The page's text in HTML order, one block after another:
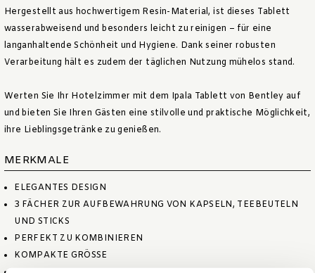
Hergestellt aus hochwertigem Resin-Material, ist dieses Tablett
wasserabweisend und besonders leicht zu reinigen – für eine
langanhaltende Schönheit und Hygiene. Dank seiner robusten
Verarbeitung hält es zudem der täglichen Nutzung mühelos stand.
Werten Sie Ihr Hotelzimmer mit dem Ipala Tablett von Bentley auf
und bieten Sie Ihren Gästen eine stilvolle und praktische Möglichkeit,
ihre Lieblingsgetränke zu genießen.
MERKMALE
ELEGANTES DESIGN
3 FÄCHER ZUR AUFBEWAHRUNG VON KAPSELN, TEEBEUTELN
UND STICKS
PERFEKT ZU KOMBINIEREN
KOMPAKTE GRÖSSE